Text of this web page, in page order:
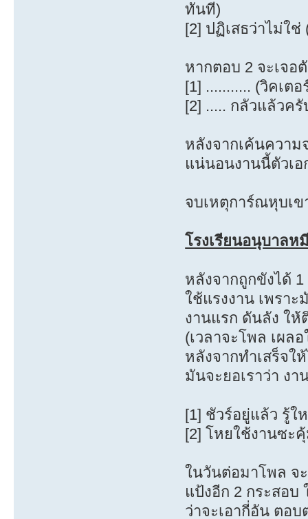
ทันที)
[2] ปฏิเสธว่าไม่ใ
หากตอบ 2 จะเจอ
[1] ........... (วิคเต
[2] ..... กลัวแล้วค
หลังจากเค้นความ
แน่นอนงานนี้ตัวเอ
จบเหตุการ์ณหุบเ
โรงเรียนอนุบาลห
หลังจากถูกขังได้ 1
ใช้แรงงาน เพราะ
งานแรก ดันลัง ให้
(เวลาจะโพล เผล
หลังจากทำเสร็จใ
มันจะยอเราว่า งา
[1] ชัวร์อยู่แล้ว รู้ใ
[2] โหยใช้งานซะ
ในวันต่อมาโพล จ
แป้งอีก 2 กระสอบ
ว่าจะเอากี่อัน ตอ